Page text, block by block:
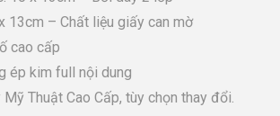
13cm – Chất liệu giấy can mờ
cao cấp
ép kim full nội dung
Thuật Cao Cấp, tùy chọn thay đổi.